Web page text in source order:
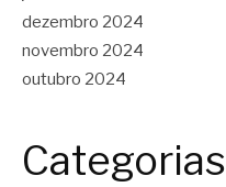
dezembro 2024
novembro 2024
outubro 2024
Categorias